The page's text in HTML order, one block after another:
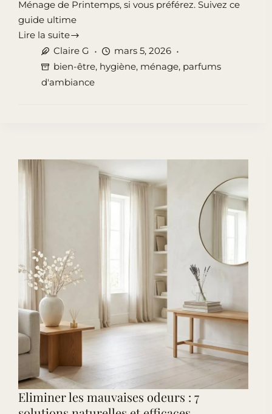
Ménage de Printemps, si vous préférez. Suivez ce
guide ultime
Lire la suite
Nettoyage
Printemps
Transformer
Claire G
mars 5, 2026
bien-être, hygiène, ménage, parfums
d'ambiance
Eliminer les mauvaises odeurs : 7